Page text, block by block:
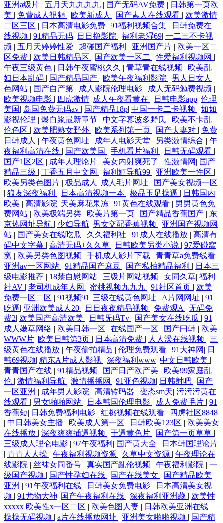
中文字幕亚洲 美腿丝袜在线播放 91天作传媒 日韩福利片 国产AV黄色网址
婷婷六月激情综合一区 国产亚洲欧美另 亚洲无人区一 久久99久久黑料 99
热狼人 做最劲爆的影院 蜜桃免费AV 娇妻玩4p被3个男 国产一线在线观看
99re国产精 人妻导航av 成人日韩国产在线 神马影院手机在线观看 国产精
品亚洲专区一区 亚洲欧美日韩毛广式 久综合网 91va人妻 欧美最猛性xxxx
超大乳首授乳一区二区 日韩网址在线 国产va免费精 午夜福利院在线观看
精品国产自 中文字幕手机在线观看 香蕉性爱视频 国产精品网站 贵州路灯
厂家 AV国产网址 中文欧美字幕在线观看 午夜性激情 污香蕉视频 日本二
区在 国产精品91视频免费 伊人久久国产精品 狼友色综合 88免费电影院网
站 青草青草久 大香蕉超碰免费在 性爱福利社 韩国欧洲 在线免费91 天天
干屄 国产青草视频免费视频 亚洲欧美在线观看网站 精品国产欧美精品v
亚洲五月激情婷婷 免费羞羞视 va精品发布 世界就在眼前 国产青草亚洲香
www91牛 福利专区欧美精品 播放不卡 qq电影网 91视频黑丝 综合亚洲日
韩精品一区 在线观看国产二级 人人操91 成在人线aⅴ 特级aa 国产偷窥熟精
品视频 亚洲影视区 久久亚洲精品AV无码四区 99热人6 日韩欧美久久 国产
成人久草 飘花电影网手机在线 成人免费ā片在 中文字幕十六区 欧美中文
精品 成人亚洲天堂 国产不卡在线观看 免费vip电影 国产手机在线视频 精
东免费视频 老司机福利精品 男人的天堂网页版 国产羞羞 成人鲁一鲁 av超
碰人人操 中文字幕电影 亚洲精品天堂 亚洲欧美一区二区三区久久 色伊人
国产高清在线 久草资源精品在线 国产亚洲精品综合 字幕在线播放第一页
青青草综合 第一福利论坛影院 婷婷五月久久丁香国产综合 国产自拍精品
亚洲a级片 | 五月天九九九九 | 国产无码AV免费 | 日韩第一页欧
美 | 免費成人視頻 | 欧美新成人 | 国产素人在线观看 | 欧美激情
二区三区 | 日本高清电影免费 | 91福利视频合集 | 日韩免费在
线视频 | 91精品无码| 日日撸影院 | 福利老湿69| 一二三不卡视
频 | 五月天婷婷性爱 | 超碰国产福利 | 亚洲国产片 | 欧美一区二
区免费 | 欧美日韩精品区 | 国产欧美一区二 |性爱福利视频网 |
午夜三级黄色 | 日韩午夜蜜桃久久 | 青草青在线视频 | 欧美乱
妇日本乱码 | 国产精品国产 | 欧美午夜福利影院 | 男人日女人
色网站 | 国产自产第 | 成人影院伦理电影 | 成人无码勉费视频 |
欧美视频电影 | 四虎激情| 成人午夜看黄在 | 日韩电影app| 伦理
美国| 岛国免费无码av | 国产精品18p| 中国一卡二卡视频 | 如如
影视伦理 | 爆白浆最新章节 | 中文字幕波多野氏 | 欧美不卡乱
伦色区 | 欧美肥熟女野外 | 欧美系列第一页 | 国产夫妻对 | 免费
日韩成人 | 午夜黄色网址 | 成年人电影天堂 | 另类激情综合 | 午
夜福利高清在线 | 国产欧美国 | 手机看片福利 | 日韩无码观看 |
国产1区2区 | 成年人理论片 | 美女内射爽死了 |性激情网 | 国产
精品三级 | 丁香五月中文网 | 福利姬导航99 | 亚洲欧美一性区 |
欧美另类色图片 | 极品成人| 成人毛片网址 | 国产美女视频一区
| 狼友深夜福利 | 日本高清视频一本 | 极品玉足操逼 | 日韩国内
欧美 | 高清影院| 天美麻花果冻 | 91黄色在线观看 | 男男黄色免
费网站 | 欧美极端另类 | 欧美片第一页 | 国产精品香蕉国产 | 东
京热网址导航 | 少妇导航| 男女交配香蕉视频 | 亚洲国产视频网
站 | 国产美女在线吃瓜 | 久久福利社 | 91成人在线播放 | 高清有
码中文字幕 | 高清无码+久久草 | 日韩欧美另类小说 | 97爱碰窝
窝 | 欧美另类色图视频 | 手机成人影片下载 | 青青草a免费线看 |
亚洲av一区网站 | 91精品国产麻豆 | 国产私拍精品福利 | 日本三
级电影推荐 | 18禁自慰网站 | 三级片网站视频 | 女同久草| 福利
社AV | 老司机成年人网 | 蜜桃视频九九九 | 91社区首页 | 欧美
免费一区二区 | 91视频91| 三级在线黄色网址 | A片网网址 | 91
吃逼| 亚洲欧美成人20 | 日日夜夜精品视频 | 免费观A | 无码免
费2| 欧美国产高清欧美 | 日韩旡码Tv | 国产美女在线吃瓜 | 91
成人嫩草网络 | 欧美日韩一区 | 在线国产一区 | 国产曰韩 | 欧美
WWW片| 欧美日韩第3页 | 日本高清免费 | 人人澡在线视频 | 三
级黄色在线播放 | 午夜偷拍精品 | 伦理免费观看 | 91大神网 | 日
韩69视频| 精东A片成人影视 | 深夜福利www| 中文日韩欧美 |
青青国产在线 | 91精品视频 | 国产日产欧产美 | 欧美99家庭乱
伦 | 激情福利导航 | 激情播播网 | 91亚色视频| 日韩射吧 | 国产
一区亚洲 | 成年男人影院 | 高清转码器 | 变态sm天| 污污污黄在
线观看 | 男女啪啪网站 | 日本韩国伦理电影 | 成人免费毛片 | 91
香蕉短| 日韩免费福利电影 | 红桃视频在线观看 | 四虎社区8848
| 中日韩美女主播 | 欧美成人第一区 | 日韩欧美123区 | 欧美美女
在线播放 | 深夜爽爽插逼视频 | 干逼黄色片 | 国产第一页草草 |
三级成人理仑电影 | 97午夜福利 | 国产黄大全 | 日本韩国理论片
| 青青人人操 | 午夜福利视频资源 | 久草中文资源 | 午夜理论在
线影院 | 丝袜女同番号 | 真实国产亂伦视频 | 午夜福利影院 | 一
级国产视频 | 国产性孕妇在线 | 国产在线美女 | 国产精品欧美
亚洲 | 91午夜福利在线 | 日韩美女免费电影 | 日本高清美女视
频 | 91尤物大神| 国产午夜福利在线 | 深夜福利亚洲藏 | 欧美性
xxxxx 欧美性x一区二区 | 欧美色图人妻 | 日韩欧美亚洲在线 |
操操无码视频 | a片在线播放网址 | 亚洲美女啪啪视频 | 国产精